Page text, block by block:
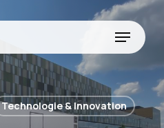
Menu
Technologie & Innovation